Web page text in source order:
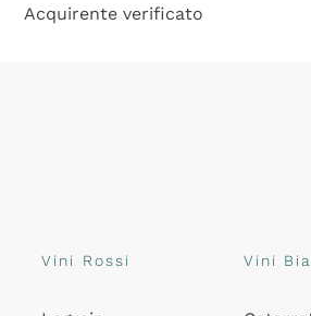
Acquirente verificato
Vini Rossi Vini